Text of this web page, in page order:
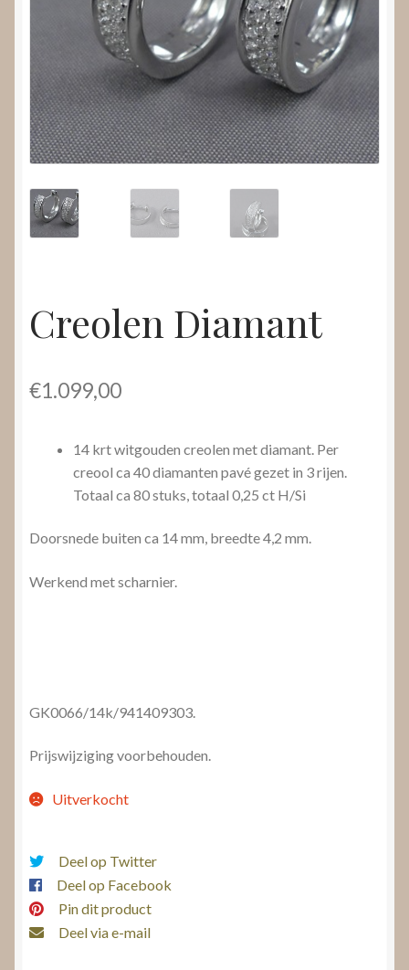
Submenu
uitvouwen
Creolen Diamant
€1.099,00
14 krt witgouden creolen met diamant. Per
creool ca 40 diamanten pavé gezet in 3 rijen.
Totaal ca 80 stuks, totaal 0,25 ct H/Si
Doorsnede buiten ca 14 mm, breedte 4,2 mm.
Werkend met scharnier.
GK0066/14k/941409303.
Prijswijziging voorbehouden.
Uitverkocht
Deel op Twitter
Deel op Facebook
Pin dit product
Deel via e-mail